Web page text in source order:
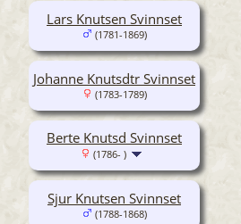
Lars Knutsen Svinnset
(1781-1869)
Johanne Knutsdtr Svinnset
(1783-1789)
Berte Knutsd Svinnset
(1786- )
Sjur Knutsen Svinnset
(1788-1868)